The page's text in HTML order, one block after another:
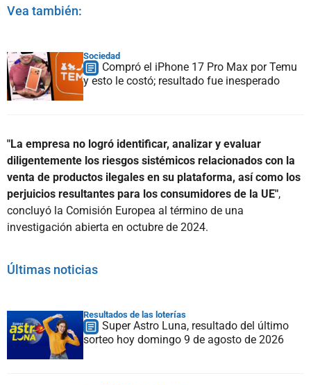
Vea también:
Sociedad
Compró el iPhone 17 Pro Max por Temu
y esto le costó; resultado fue inesperado
"La empresa no logró identificar, analizar y evaluar
diligentemente los riesgos sistémicos relacionados con la
venta de productos ilegales en su plataforma, así como los
perjuicios resultantes para los consumidores de la UE",
concluyó la Comisión Europea al término de una
investigación abierta en octubre de 2024.
Últimas noticias
Resultados de las loterías
Super Astro Luna, resultado del último
sorteo hoy domingo 9 de agosto de 2026